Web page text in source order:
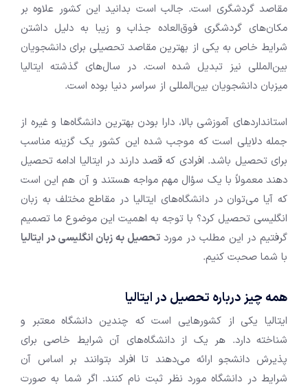
مقاصد گردشگری است. جالب است بدانید این کشور علاوه بر
مکان‌های گردشگری فوق‌العاده جذاب و زیبا به دلیل داشتن
شرایط خاص به یکی از بهترین مقاصد تحصیلی برای دانشجویان
بین‌المللی نیز تبدیل شده است. در سال‌های گذشته ایتالیا
میزبان دانشجویان بین‌المللی از سراسر دنیا بوده است.
استاندارد‌های آموزشی بالا، دارا بودن بهترین دانشگاه‌ها و غیره از
جمله دلایلی است که موجب شده این کشور یک گزینه مناسب
برای تحصیل باشد. افرادی که قصد دارند در ایتالیا ادامه تحصیل
دهند معمولاً با یک سؤال مهم مواجه هستند و آن هم این است
که آیا می‌توان در دانشگاه‌های ایتالیا در مقاطع مختلف به زبان
انگلیسی تحصیل کرد؟ با توجه به اهمیت این موضوع ما تصمیم
گرفتیم در این مطلب در موردتحصیل به زبان انگلیسی در ایتالیا
با شما صحبت کنیم.
همه چیز درباره تحصیل در ایتالیا
ایتالیا یکی از کشور‌هایی است که چندین دانشگاه معتبر و
شناخته دارد. هر یک از دانشگاه‌های آن شرایط خاصی برای
پذیرش دانشجو ارائه می‌دهند تا افراد بتوانند بر اساس آن
شرایط در دانشگاه مورد نظر ثبت نام کنند. اگر شما به صورت